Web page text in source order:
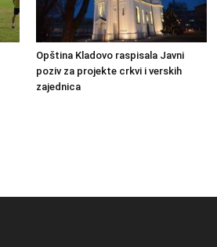
Opština Kladovo raspisala Javni
poziv za projekte crkvi i verskih
zajednica